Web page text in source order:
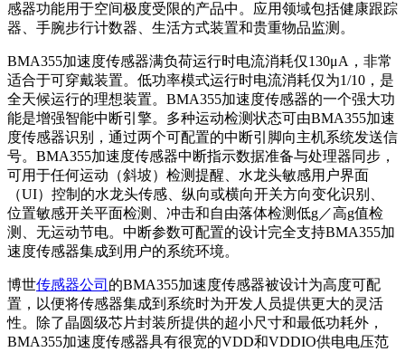
感器功能用于空间极度受限的产品中。应用领域包括健康跟踪
器、手腕步行计数器、生活方式装置和贵重物品监测。
BMA355加速度传感器满负荷运行时电流消耗仅130μA，非常
适合于可穿戴装置。低功率模式运行时电流消耗仅为1/10，是
全天候运行的理想装置。BMA355加速度传感器的一个强大功
能是增强智能中断引擎。多种运动检测状态可由BMA355加速
度传感器识别，通过两个可配置的中断引脚向主机系统发送信
号。BMA355加速度传感器中断指示数据准备与处理器同步，
可用于任何运动（斜坡）检测提醒、水龙头敏感用户界面
（UI）控制的水龙头传感、纵向或横向开关方向变化识别、
位置敏感开关平面检测、冲击和自由落体检测低g／高g值检
测、无运动节电。中断参数可配置的设计完全支持BMA355加
速度传感器集成到用户的系统环境。
博世传感器公司 的BMA355加速度传感器被设计为高度可配
置，以便将传感器集成到系统时为开发人员提供更大的灵活
性。除了晶圆级芯片封装所提供的超小尺寸和最低功耗外，
BMA355加速度传感器具有很宽的VDD和VDDIO供电电压范